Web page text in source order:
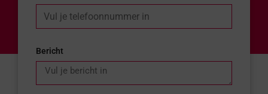
Bericht